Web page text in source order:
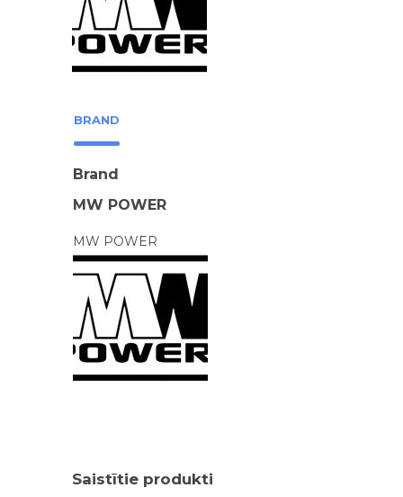
BRAND
Brand
MW POWER
MW POWER
Saistītie produkti